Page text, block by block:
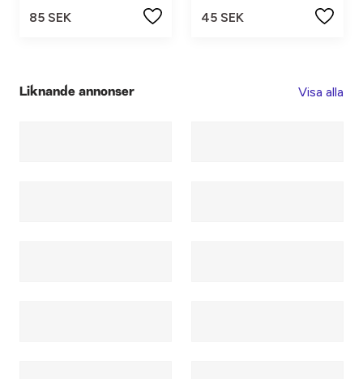
85 SEK
45 SEK
Liknande annonser Visa alla